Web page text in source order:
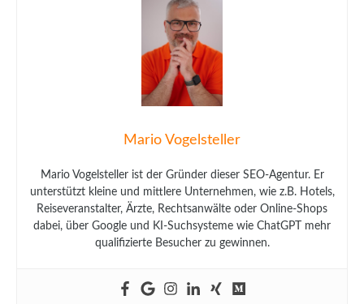
Mario Vogelsteller
Mario Vogelsteller ist der Gründer dieser SEO-Agentur. Er
unterstützt kleine und mittlere Unternehmen, wie z.B. Hotels,
Reiseveranstalter, Ärzte, Rechtsanwälte oder Online-Shops
dabei, über Google und KI-Suchsysteme wie ChatGPT mehr
qualifizierte Besucher zu gewinnen.